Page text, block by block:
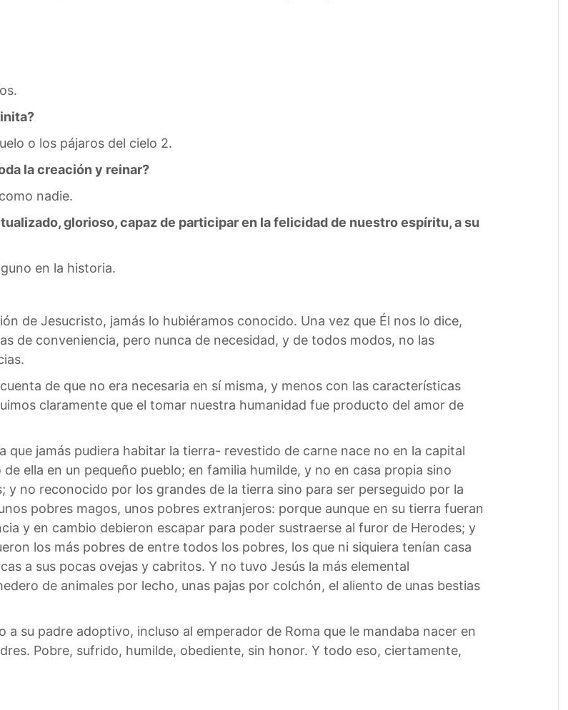
o los pájaros del cielo 2.
la creación y reinar?
nadie.
glorioso, capaz de participar en la felicidad de nuestro espíritu, a su
en la historia.
de Jesucristo, jamás lo hubiéramos conocido. Una vez que Él nos lo dice,
de conveniencia, pero nunca de necesidad, y de todos modos, no las
de que no era necesaria en sí misma, y menos con las características
claramente que el tomar nuestra humanidad fue producto del amor de
jamás pudiera habitar la tierra- revestido de carne nace no en la capital
ella en un pequeño pueblo; en familia humilde, y no en casa propia sino
y no reconocido por los grandes de la tierra sino para ser perseguido por la
pobres magos, unos pobres extranjeros: porque aunque en su tierra fueran
y en cambio debieron escapar para poder sustraerse al furor de Herodes; y
los más pobres de entre todos los pobres, los que ni siquiera tenían casa
a sus pocas ovejas y cabritos. Y no tuvo Jesús la más elemental
de animales por lecho, unas pajas por colchón, el aliento de unas bestias
su padre adoptivo, incluso al emperador de Roma que le mandaba nacer en
Pobre, sufrido, humilde, obediente, sin honor. Y todo eso, ciertamente,